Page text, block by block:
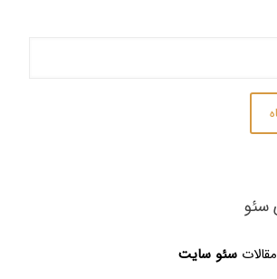
سئو سایت